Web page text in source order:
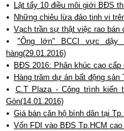
Lật tẩy 10 điều môi giới BĐS
Những chiêu lừa đảo tinh vi
Vạch trần sự thật việc rao bán
"Ông lớn" BCCI vực
hàng(29.01.2016)
BĐS 2016: Phân khúc cao
Hàng trăm dự án bất động sản
C.T Plaza - Công trình kiến
Gòn(14.01.2016)
Giá bán căn hộ bình dân tại
Vốn FDI vào BĐS Tp.HCM